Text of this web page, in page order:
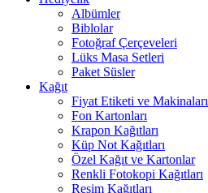
Albümler
Biblolar
Fotoğraf Çerçeveleri
Lüks Masa Setleri
Paket Süsler
Kağıt
Fiyat Etiketi ve Makinaları
Fon Kartonları
Krapon Kağıtları
Küp Not Kağıtları
Özel Kağıt ve Kartonlar
Renkli Fotokopi Kağıtları
Resim Kağıtları